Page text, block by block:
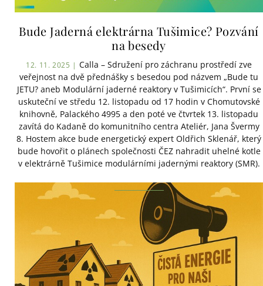
Bude Jaderná elektrárna Tušimice? Pozvání
na besedy
12. 11. 2025 | Calla – Sdružení pro záchranu prostředí zve
veřejnost na dvě přednášky s besedou pod názvem „Bude tu
JETU? aneb Modulární jaderné reaktory v Tušimicích“. První se
uskuteční ve středu 12. listopadu od 17 hodin v Chomutovské
knihovně, Palackého 4995 a den poté ve čtvrtek 13. listopadu
zavítá do Kadaně do komunitního centra Ateliér, Jana Švermy
8. Hostem akce bude energetický expert Oldřich Sklenář, který
bude hovořit o plánech společnosti ČEZ nahradit uhelné kotle
v elektrárně Tušimice modulárními jadernými reaktory (SMR).